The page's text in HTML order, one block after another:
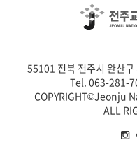
55101 전북 전주시 완산
Tel. 063-281-
COPYRIGHT©Jeonju
ALL